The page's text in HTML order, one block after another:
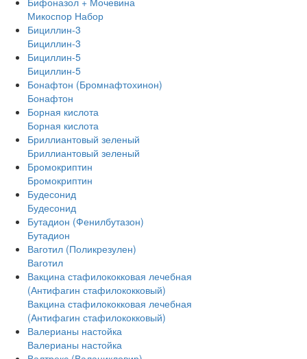
Микоспор Набор
Бициллин-3
Бициллин-3
Бициллин-5
Бициллин-5
Бонафтон (Бромнафтохинон)
Бонафтон
Борная кислота
Борная кислота
Бриллиантовый зеленый
Бриллиантовый зеленый
Бромокриптин
Бромокриптин
Будесонид
Будесонид
Бутадион (Фенилбутазон)
Бутадион
Ваготил (Поликрезулен)
Ваготил
Вакцина стафилококковая лечебная
(Антифагин стафилококковый)
Вакцина стафилококковая лечебная
(Антифагин стафилококковый)
Валерианы настойка
Валерианы настойка